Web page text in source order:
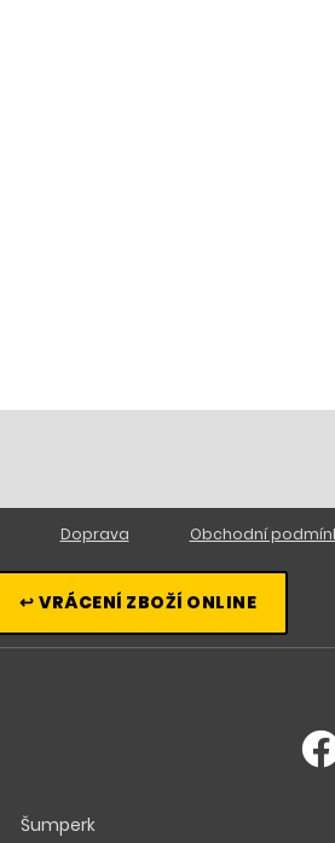
Doprava Obchodní
↩ VRÁCENÍ ZBOŽÍ ONLINE
Šumperk